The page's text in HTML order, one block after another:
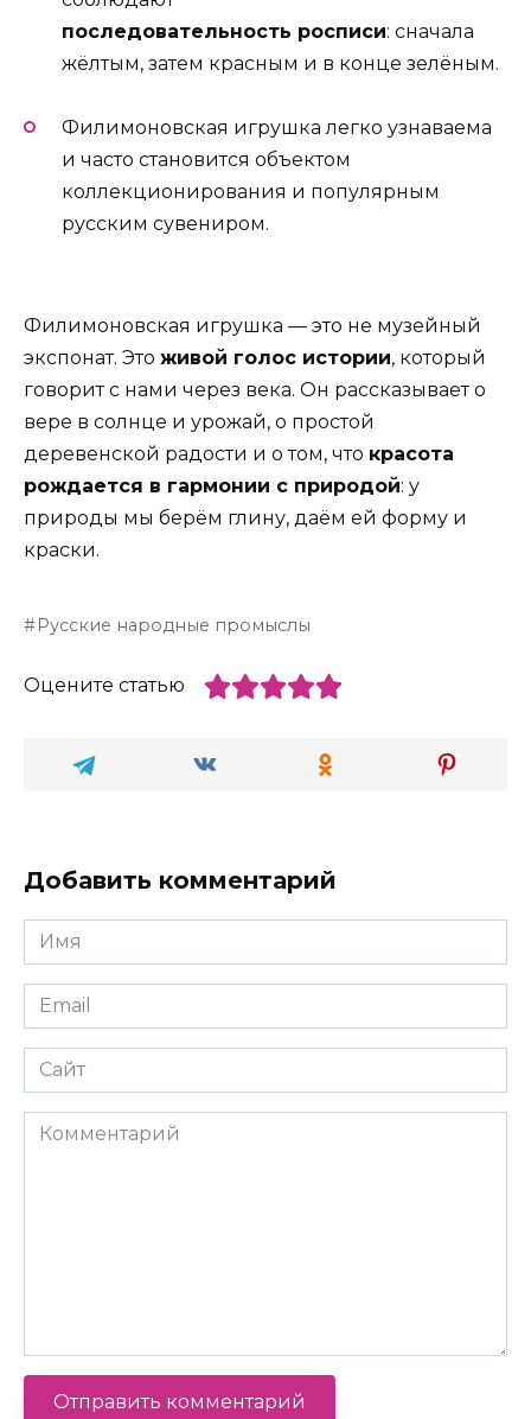
последовательность росписи: сначала
жёлтым, затем красным и в конце зелёным.
Филимоновская игрушка легко узнаваема
и часто становится объектом
коллекционирования и популярным
русским сувениром.
Филимоновская игрушка — это не музейный
экспонат. Это живой голос истории, который
говорит с нами через века. Он рассказывает о
вере в солнце и урожай, о простой
деревенской радости и о том, что красота
рождается в гармонии с природой: у
природы мы берём глину, даём ей форму и
краски.
Русские народные промыслы
Оцените статью
Добавить комментарий
Имя
Email
Сайт
Комментарий